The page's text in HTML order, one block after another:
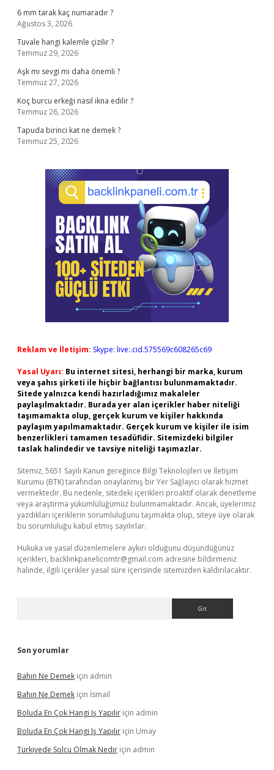
6 mm tarak kaç numaradır ?
Ağustos 3, 2026
Tuvale hangi kalemle çizilir ?
Temmuz 29, 2026
Aşk mı sevgi mi daha önemli ?
Temmuz 27, 2026
Koç burcu erkeği nasıl ikna edilir ?
Temmuz 26, 2026
Tapuda birinci kat ne demek ?
Temmuz 25, 2026
Reklam ve İletişim: Skype: live:.cid.575569c608265c69
Yasal Uyarı: Bu internet sitesi, herhangi bir marka, kurum
veya şahıs şirketi ile hiçbir bağlantısı bulunmamaktadır.
Sitede yalnızca kendi hazırladığımız makaleler
paylaşılmaktadır. Burada yer alan içerikler haber niteliği
taşımamakta olup, gerçek kurum ve kişiler hakkında
paylaşım yapılmamaktadır. Gerçek kurum ve kişiler ile isim
benzerlikleri tamamen tesadüfidir. Sitemizdeki bilgiler
taslak halindedir ve tavsiye niteliği taşımazlar.
Sitemiz, 5651 Sayılı Kanun gereğince Bilgi Teknolojileri ve İletişim
Kurumu (BTK) tarafından onaylanmış bir Yer Sağlayıcı olarak hizmet
vermektedir. Bu nedenle, sitedeki içerikleri proaktif olarak denetleme
veya araştırma yükümlülüğümüz bulunmamaktadır. Ancak, üyelerimiz
yazdıkları içeriklerin sorumluluğunu taşımakta olup, siteye üye olarak
bu sorumluluğu kabul etmiş sayılırlar.
Hukuka ve yasal düzenlemelere aykırı olduğunu düşündüğünüz
içerikleri, backlinkpanelicomtr@gmail.com adresine bildirmeniz
halinde, ilgili içerikler yasal süre içerisinde sitemizden kaldırılacaktır.
Son yorumlar
Bahın Ne Demek için admin
Bahın Ne Demek için İsmail
Boluda En Çok Hangi Iş Yapılır için admin
Boluda En Çok Hangi Iş Yapılır için Umay
Türkiyede Solcu Olmak Nedir için admin